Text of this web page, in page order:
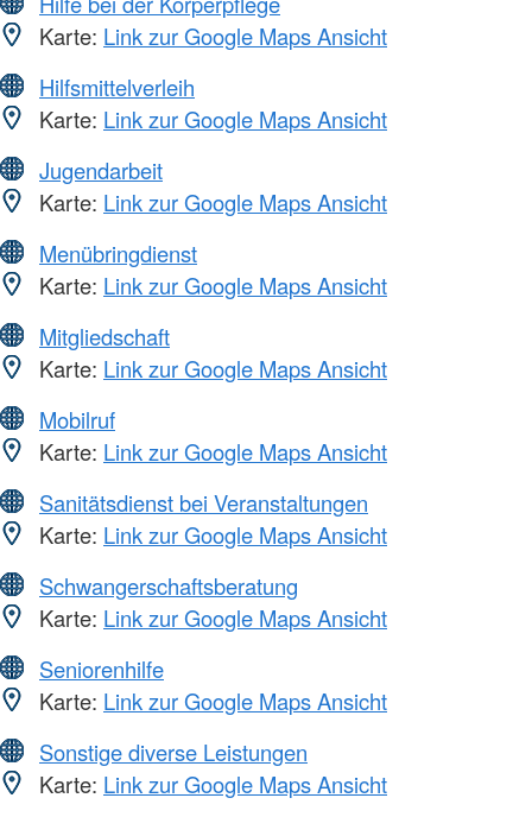
Karte: Link zur Google Maps Ansicht
Hilfsmittelverleih
Karte: Link zur Google Maps Ansicht
Jugendarbeit
Karte: Link zur Google Maps Ansicht
Menübringdienst
Karte: Link zur Google Maps Ansicht
Mitgliedschaft
Karte: Link zur Google Maps Ansicht
Mobilruf
Karte: Link zur Google Maps Ansicht
Sanitätsdienst bei Veranstaltungen
Karte: Link zur Google Maps Ansicht
Schwangerschaftsberatung
Karte: Link zur Google Maps Ansicht
Seniorenhilfe
Karte: Link zur Google Maps Ansicht
Sonstige diverse Leistungen
Karte: Link zur Google Maps Ansicht